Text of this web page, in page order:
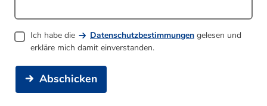
Ich habe die Datenschutzbestimmungen gelesen und
erkläre mich damit einverstanden.
Abschicken